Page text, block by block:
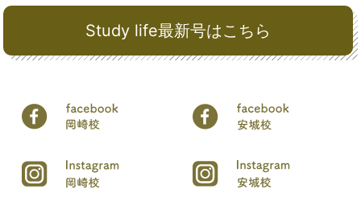
Study life最新号はこちら